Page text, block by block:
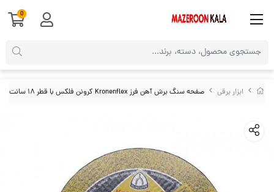
ابزار برقی صفحه سنگ برش آهن فرز Kronenflex کرونن فلکس با قطر ۱۸ سانت ASS-002
0